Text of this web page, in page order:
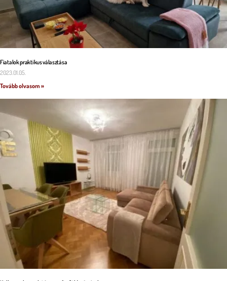
Fiatalok praktikus választása
2023.01.05.
Tovább olvasom »